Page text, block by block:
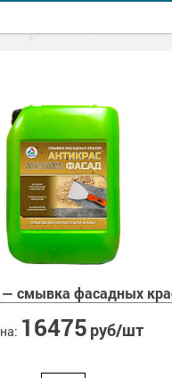
смывка фасадных
16475 руб/шт